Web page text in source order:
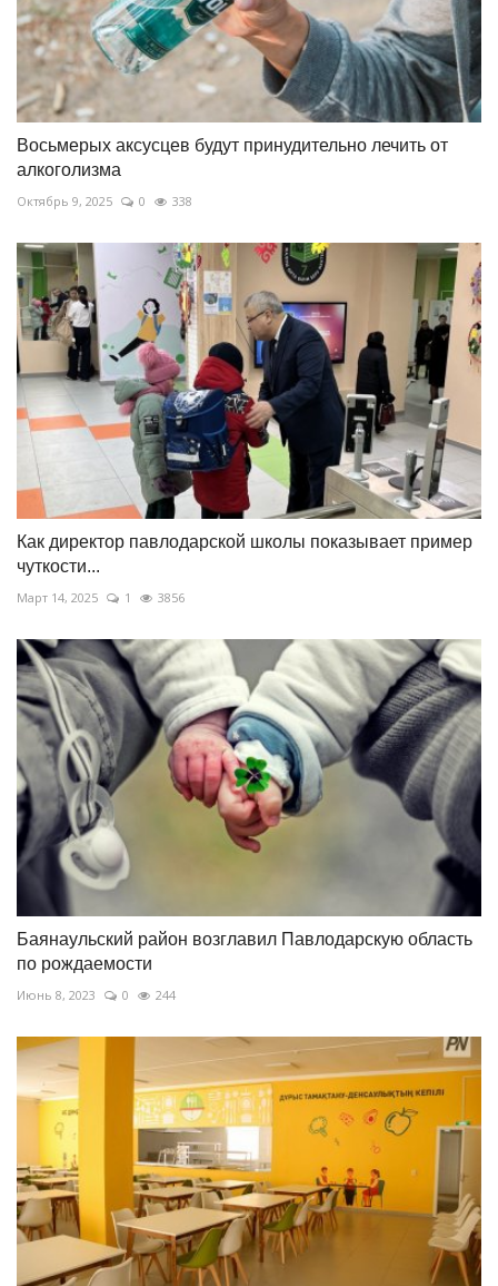
Восьмерых аксусцев будут принудительно лечить от
алкоголизма
Октябрь 9, 2025 0 338
Как директор павлодарской школы показывает пример
чуткости...
Март 14, 2025 1 3856
Баянаульский район возглавил Павлодарскую область
по рождаемости
Июнь 8, 2023 0 244